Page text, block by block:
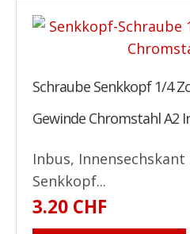
Schraube Senkkopf 1/4
Gewinde Chromstahl A2
Inbus, Innensechskant
Senkkopf...
3.20 CHF